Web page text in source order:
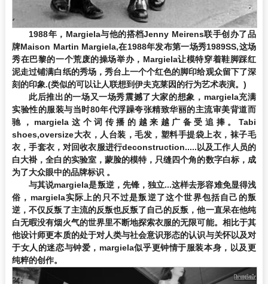
1988年，Margiela与他的搭档Jenny Meirens联手创办了品
牌Maison Martin Margiela,在1988年发布第一场秀1989SS,这场
秀在巴黎的一个荒废的操场举办，Margiela让模特穿着鞋脚踩红
泥走过铺满白纸的秀场，秀台上一个个红色的脚印给观众留下了深
刻的印象.(类似的可以让人联想到伊夫克莱因的行为艺术表演。)
此后推出的一场又一场秀震撼了大家的想象，margiela充满
实验性的服装与当时80年代浮躁夸张精致华丽的主流审美背道而
驰，margiela这个词传播的越来越广备受追捧。Tabi
shoes,oversize大衣，人台装，毛发，塑料手提袋上衣，袜子毛
衣，手套衣，对回收衣服进行deconstruction.....以及工作人员的
白大褂，全白的实验室，蒙脸的模特，只缝四个角的数字白标，成
为了大众眼中的品牌标识 。
与其说margiela是叛逆，先锋，独立...这样去形容难免显得浅
俗，margiela实际上的只不过是叛逆了这个世界包括自己的叛
逆，不仅反叛了主流的反叛也反叛了自己的反叛，他一直呆在他纯
白无暇没有烟火气的世界里不断地探索衣服的无限可能。相比于其
他设计师更本质的处于对人类与社会意识形态的认识与关怀以及对
于女人的迷恋与钟爱，margiela似乎更钟情于服装本身，以及更
纯粹的创作。